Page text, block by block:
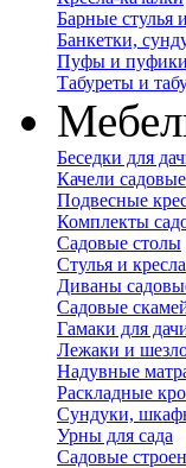
Барные стулья
Банкетки,
Пуфы и пуфики
Табуреты и
Беседки для
Качели садовые
Подвесные
Комплекты
Садовые столы
Стулья и
Диваны
Садовые
Гамаки для
Лежаки и
Надувные
Раскладные
Сундуки,
Урны для сада
Садовые